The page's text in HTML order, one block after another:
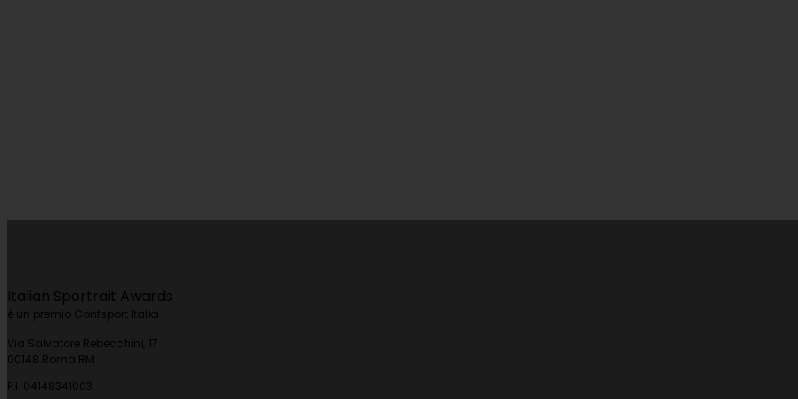
Italian Sportrait Awards
è un premio Confsport Italia
Via Salvatore Rebecchini, 17
00148 Roma RM
P.I. 04148341003